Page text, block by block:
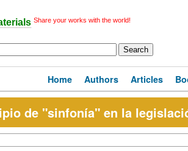
Share your works with the world!
Home Authors Articles
de "sinfonía" en la